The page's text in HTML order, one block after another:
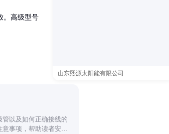
山东熙源太阳能有限公司
。高级型号
以及如何正确接线的
事项，帮助读者安全